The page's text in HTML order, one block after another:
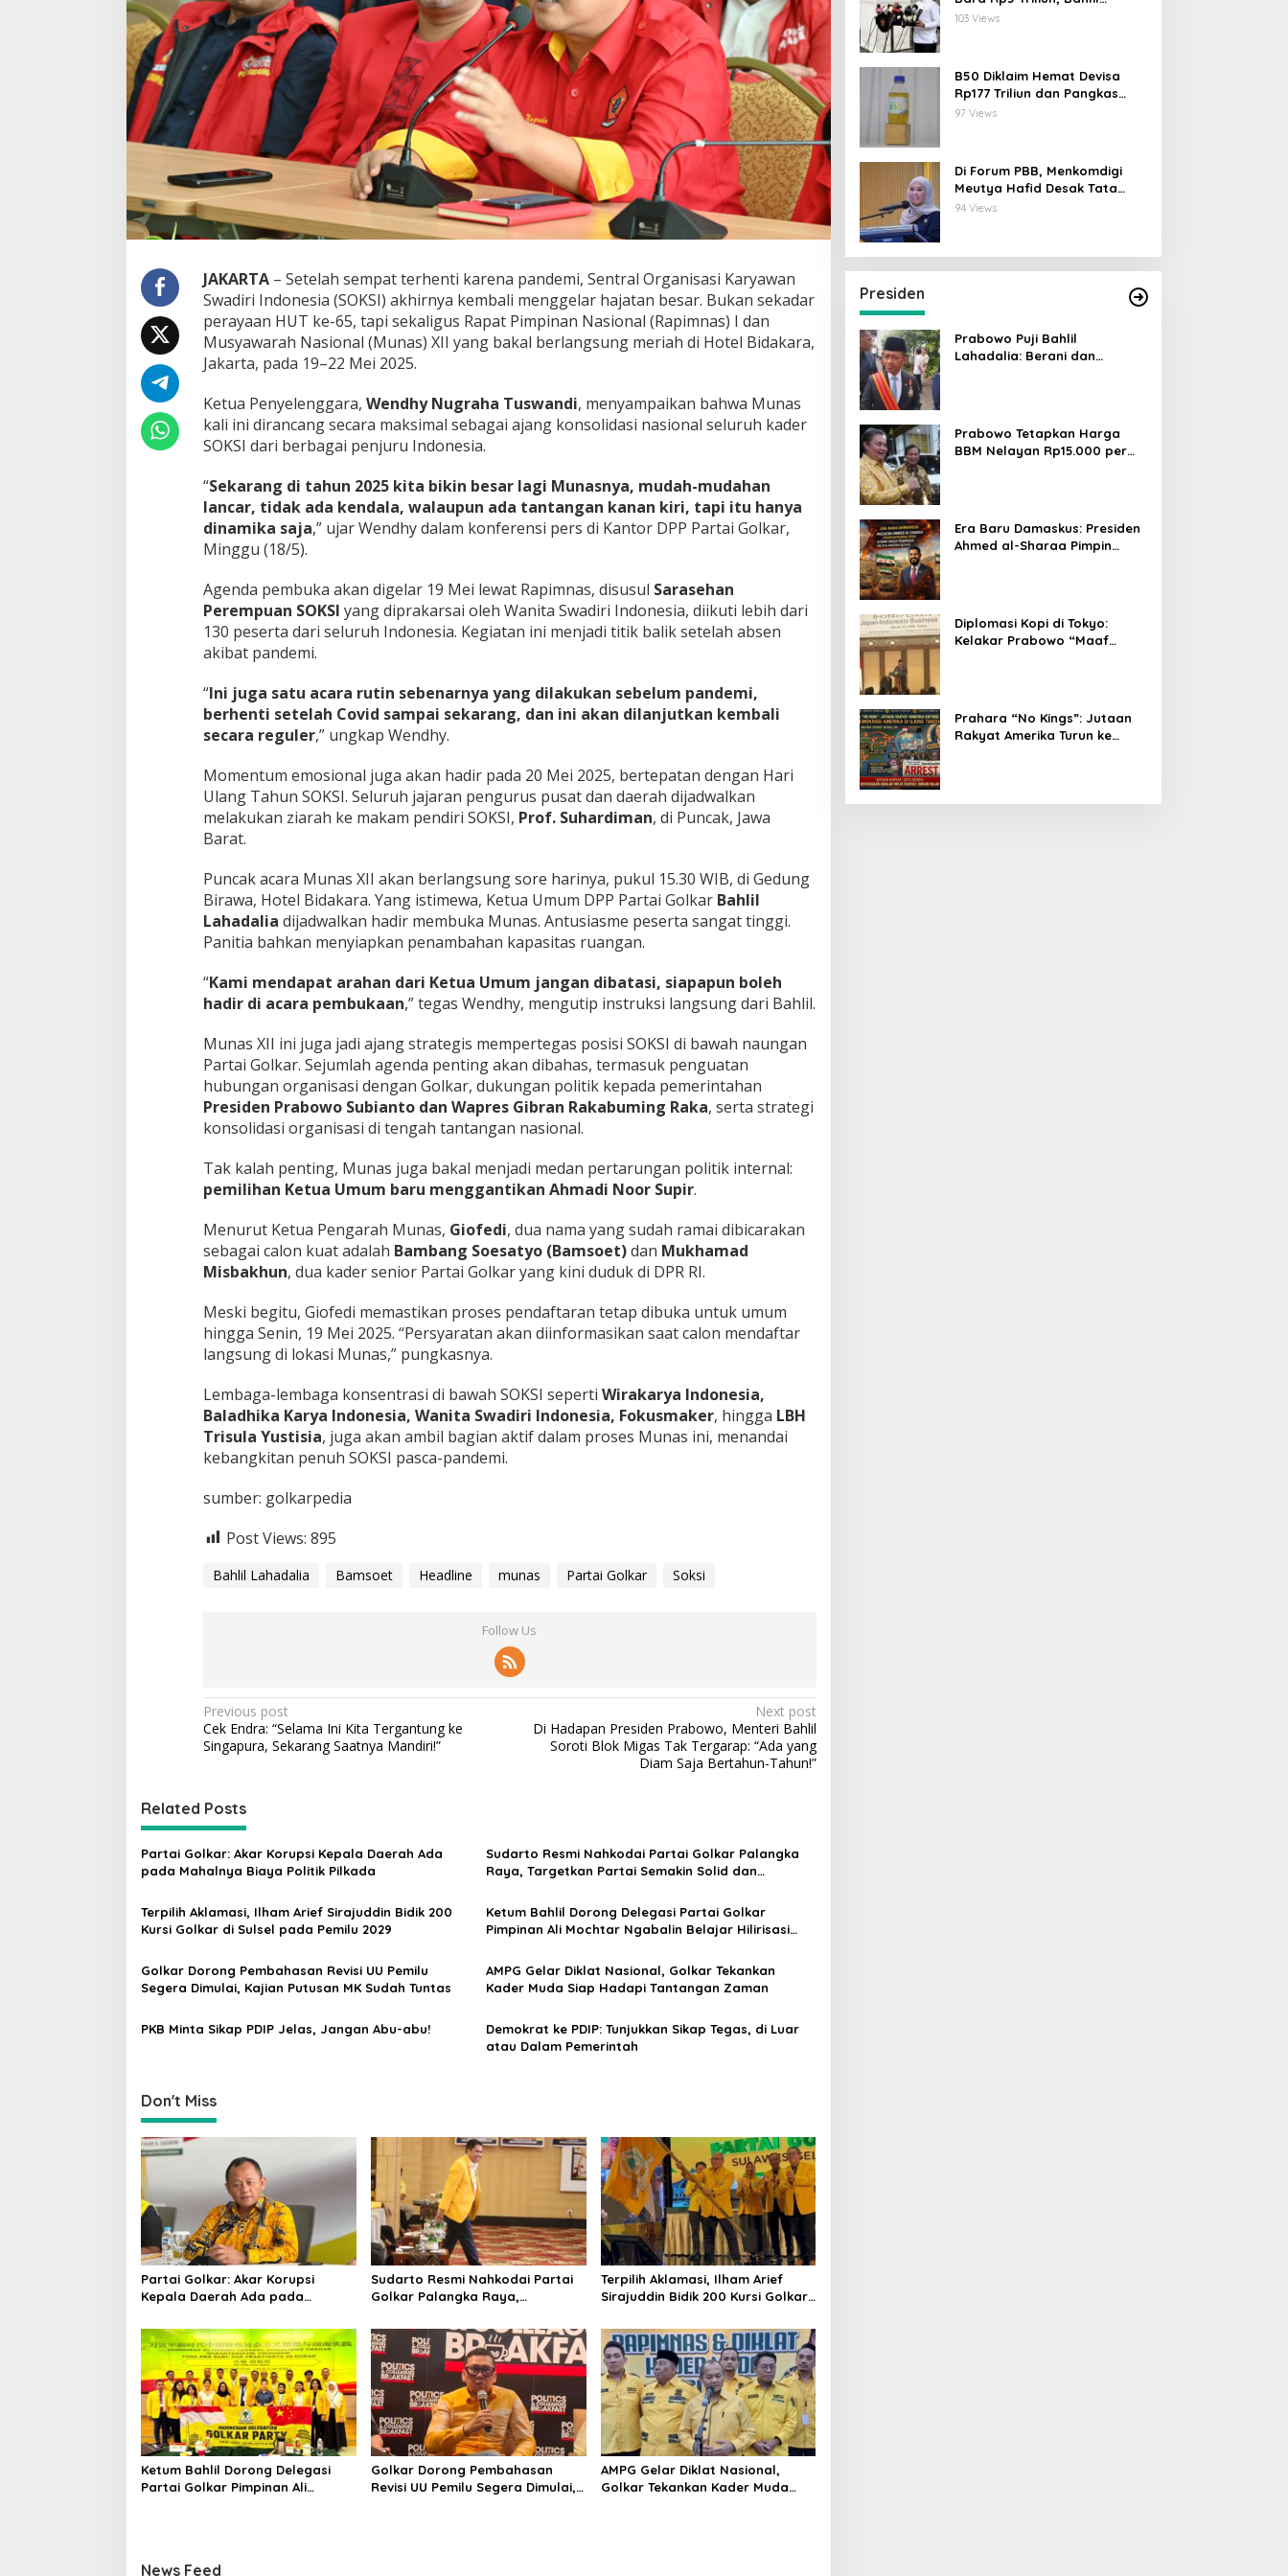
a
r
-
B
e
a
r
a
n
!
a
h
i
l
L
a
h
a
d
l
i
a
j
a
d
w
k
a
n
H
i
r
,
a
s
o
&
M
i
s
b
k
h
u
M
a
s
k
B
r
s
e
u
!
JAKARTA– Setelah sempat terhenti karena pandemi, Sentral Organisasi Karyawan
Swadiri Indonesia (SOKSI) akhirnya kembali menggelar hajatan besar. Bukan sekadar
perayaan HUT ke-65, tapi sekaligus Rapat Pimpinan Nasional (Rapimnas) I dan
Musyawarah Nasional (Munas) XII yang bakal berlangsung meriah di Hotel Bidakara,
Jakarta, pada 19–22 Mei 2025.
Ketua Penyelenggara, Wendhy Nugraha Tuswandi, menyampaikan bahwa Munas
kali ini dirancang secara maksimal sebagai ajang konsolidasi nasional seluruh kader
SOKSI dari berbagai penjuru Indonesia.
“Sekarang di tahun 2025 kita bikin besar lagi Munasnya, mudah-mudahan
lancar, tidak ada kendala, walaupun ada tantangan kanan kiri, tapi itu hanya
dinamika saja,” ujar Wendhy dalam konferensi pers di Kantor DPP Partai Golkar,
Minggu (18/5).
Agenda pembuka akan digelar 19 Mei lewat Rapimnas, disusul Sarasehan
Perempuan SOKSI yang diprakarsai oleh Wanita Swadiri Indonesia, diikuti lebih dari
130 peserta dari seluruh Indonesia. Kegiatan ini menjadi titik balik setelah absen
akibat pandemi.
“Ini juga satu acara rutin sebenarnya yang dilakukan sebelum pandemi,
berhenti setelah Covid sampai sekarang, dan ini akan dilanjutkan kembali
secara reguler,” ungkap Wendhy.
Momentum emosional juga akan hadir pada 20 Mei 2025, bertepatan dengan Hari
Ulang Tahun SOKSI. Seluruh jajaran pengurus pusat dan daerah dijadwalkan
melakukan ziarah ke makam pendiri SOKSI, Prof. Suhardiman, di Puncak, Jawa
Barat.
Puncak acara Munas XII akan berlangsung sore harinya, pukul 15.30 WIB, di Gedung
Birawa, Hotel Bidakara. Yang istimewa, Ketua Umum DPP Partai Golkar Bahlil
Lahadalia dijadwalkan hadir membuka Munas. Antusiasme peserta sangat tinggi.
Panitia bahkan menyiapkan penambahan kapasitas ruangan.
“Kami mendapat arahan dari Ketua Umum jangan dibatasi, siapapun boleh
hadir di acara pembukaan,” tegas Wendhy, mengutip instruksi langsung dari Bahlil.
Munas XII ini juga jadi ajang strategis mempertegas posisi SOKSI di bawah naungan
Partai Golkar. Sejumlah agenda penting akan dibahas, termasuk penguatan
hubungan organisasi dengan Golkar, dukungan politik kepada pemerintahan
Presiden Prabowo Subianto dan Wapres Gibran Rakabuming Raka, serta strategi
konsolidasi organisasi di tengah tantangan nasional.
Tak kalah penting, Munas juga bakal menjadi medan pertarungan politik internal:
pemilihan Ketua Umum baru menggantikan Ahmadi Noor Supir.
Menurut Ketua Pengarah Munas, Giofedi, dua nama yang sudah ramai dibicarakan
sebagai calon kuat adalah Bambang Soesatyo (Bamsoet)dan Mukhamad
Misbakhun, dua kader senior Partai Golkar yang kini duduk di DPR RI.
Meski begitu, Giofedi memastikan proses pendaftaran tetap dibuka untuk umum
hingga Senin, 19 Mei 2025. “Persyaratan akan diinformasikan saat calon mendaftar
langsung di lokasi Munas,” pungkasnya.
Lembaga-lembaga konsentrasi di bawah SOKSI seperti Wirakarya Indonesia,
Baladhika Karya Indonesia, Wanita Swadiri Indonesia, Fokusmaker, hingga LBH
Trisula Yustisia, juga akan ambil bagian aktif dalam proses Munas ini, menandai
kebangkitan penuh SOKSI pasca-pandemi.
sumber: golkarpedia
Post Views: 895
Bahlil Lahadalia Bamsoet Headline munas Partai Golkar Soksi
Follow Us
P
o
t
n
a
v
i
g
t
o
Previous post
Cek Endra: “Selama Ini Kita Tergantung ke
Singapura, Sekarang Saatnya Mandiri!”
Next post
Di Hadapan Presiden Prabowo, Menteri Bahlil
Soroti Blok Migas Tak Tergarap: “Ada yang
Diam Saja Bertahun-Tahun!”
Related Posts
Partai Golkar: Akar Korupsi Kepala Daerah Ada
pada Mahalnya Biaya Politik Pilkada
Sudarto Resmi Nahkodai Partai Golkar Palangka
Raya, Targetkan Partai Semakin Solid dan
Terpilih Aklamasi, Ilham Arief Sirajuddin Bidik 200
Kursi Golkar di Sulsel pada Pemilu 2029
Ketum Bahlil Dorong Delegasi Partai Golkar
Pimpinan Ali Mochtar Ngabalin Belajar Hilirisasi
Golkar Dorong Pembahasan Revisi UU Pemilu
Segera Dimulai, Kajian Putusan MK Sudah Tuntas
AMPG Gelar Diklat Nasional, Golkar Tekankan
Kader Muda Siap Hadapi Tantangan Zaman
PKB Minta Sikap PDIP Jelas, Jangan Abu-abu!
Demokrat ke PDIP: Tunjukkan Sikap Tegas, di Luar
atau Dalam Pemerintah
Don't Miss
Partai Golkar: Akar Korupsi
Kepala Daerah Ada pada
Sudarto Resmi Nahkodai Partai
Golkar Palangka Raya,
dan Dipercaya Rakyat
Terpilih Aklamasi, Ilham Arief
Sirajuddin Bidik 200 Kursi Golkar
Ketum Bahlil Dorong Delegasi
Partai Golkar Pimpinan Ali
Golkar Dorong Pembahasan
Revisi UU Pemilu Segera Dimulai,
AMPG Gelar Diklat Nasional,
Golkar Tekankan Kader Muda
News Feed
Lahadalia: ESDM Siap Berikan
103 Views
B50 Diklaim Hemat Devisa
Rp177 Triliun dan Pangkas
Emisi 44 Juta Ton CO₂
97 Views
Di Forum PBB, Menkomdigi
Meutya Hafid Desak Tata
Kelola AI Global Utamakan
94 Views
Presiden
Prabowo Puji Bahlil
Lahadalia: Berani dan
Prabowo Tetapkan Harga
BBM Nelayan Rp15.000 per
Era Baru Damaskus: Presiden
Ahmed al-Sharaa Pimpin
Diplomasi Kopi di Tokyo:
Kelakar Prabowo “Maaf
Prahara “No Kings”: Jutaan
Rakyat Amerika Turun ke